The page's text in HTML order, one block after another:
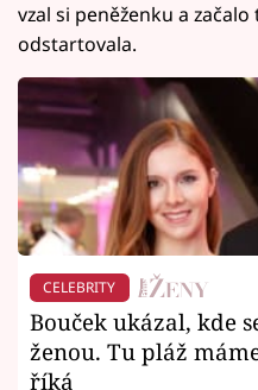
vzal si peněženku a
odstartovala.
CELEBRITY
Bouček ukázal, kde
ženou. Tu pláž
říká